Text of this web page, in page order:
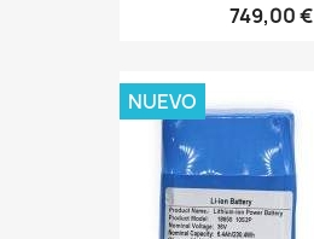
749,00 €
NUEVO